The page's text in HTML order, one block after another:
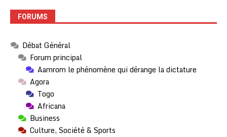
FORUMS
Débat Général
Forum principal
Aamrom le phénomène qui dérange la dictature
Agora
Togo
Africana
Business
Culture, Société & Sports